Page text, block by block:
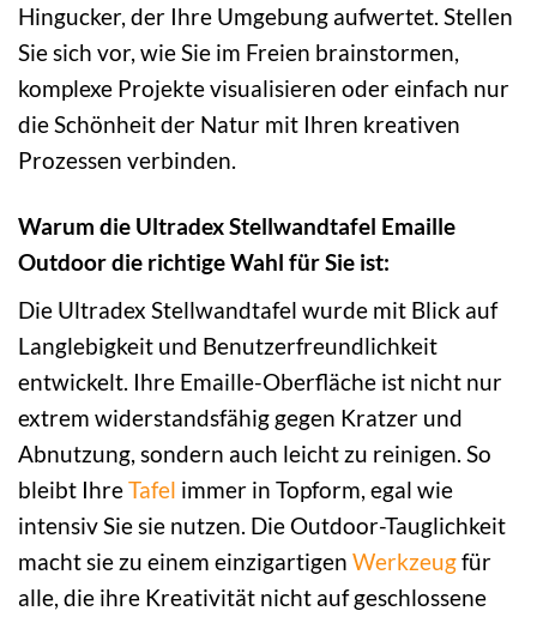
Hingucker, der Ihre Umgebung aufwertet. Stellen
Sie sich vor, wie Sie im Freien brainstormen,
komplexe Projekte visualisieren oder einfach nur
die Schönheit der Natur mit Ihren kreativen
Prozessen verbinden.
Warum die Ultradex Stellwandtafel Emaille
Outdoor die richtige Wahl für Sie ist:
Die Ultradex Stellwandtafel wurde mit Blick auf
Langlebigkeit und Benutzerfreundlichkeit
entwickelt. Ihre Emaille-Oberfläche ist nicht nur
extrem widerstandsfähig gegen Kratzer und
Abnutzung, sondern auch leicht zu reinigen. So
bleibt IhreTafel immer in Topform, egal wie
intensiv Sie sie nutzen. Die Outdoor-Tauglichkeit
macht sie zu einem einzigartigen Werkzeugfür
alle, die ihre Kreativität nicht auf geschlossene